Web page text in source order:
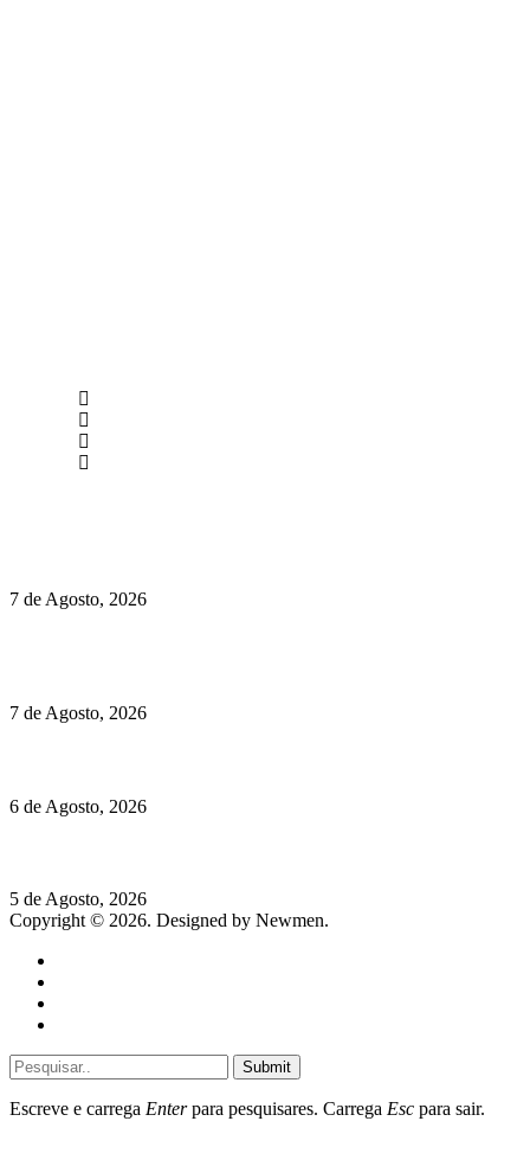
7 de Agosto, 2026
7 de Agosto, 2026
6 de Agosto, 2026
5 de Agosto, 2026
Copyright © 2026. Designed by Newmen.
Submit
Escreve e carrega Enterpara pesquisares. Carrega Esc para sair.